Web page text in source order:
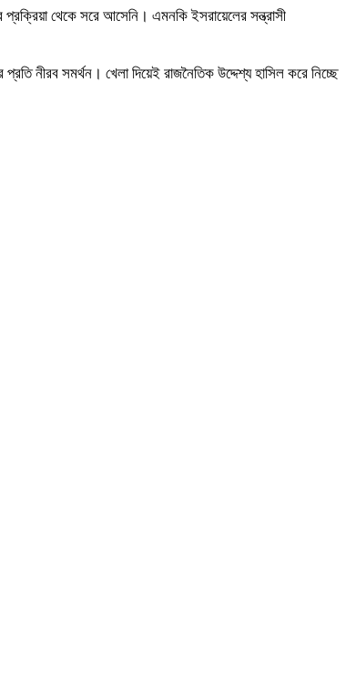
প্রক্রিয়া থেকে সরে আসেনি। এমনকি ইসরায়েলের সন্ত্রাসী
নীরব সমর্থন। খেলা দিয়েই রাজনৈতিক উদ্দেশ্য হাসিল করে নিচ্ছে